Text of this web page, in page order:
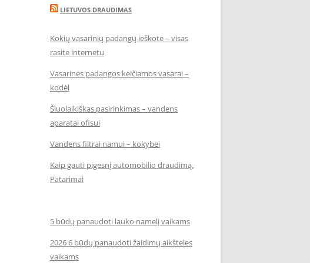
LIETUVOS DRAUDIMAS
Kokių vasarinių padangų ieškote – visas
rasite internetu
Vasarinės padangos keičiamos vasarai –
kodėl
Šiuolaikiškas pasirinkimas – vandens
aparatai ofisui
Vandens filtrai namui – kokybei
Kaip gauti pigesnį automobilio draudimą.
Patarimai
5 būdų panaudoti lauko namelį vaikams
2026 6 būdų panaudoti žaidimų aikšteles
vaikams